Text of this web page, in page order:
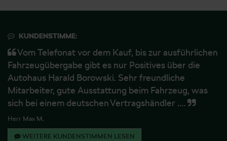
KUNDENSTIMME:
Vom Telefonat vor dem Kauf, bis zur ausführlichen
Fahrzeugübergabe gibt es nur Positives über die
Autohaus Harald Borowski. Sehr freundliche
Mitarbeiter, gute Ausstattung beim Fahrzeug, was
sich bei einem deutschen Vertragshändler ....
Herr Max M.
WEITERE KUNDENSTIMMEN LESEN